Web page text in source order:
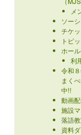
メ
ソー
チケッ
トピ
ホー
利
令和
まく
中!!
動画
施設
落語
資料